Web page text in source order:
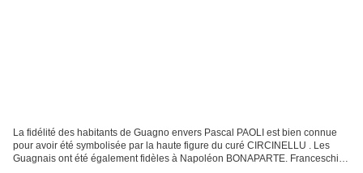
La fidélité des habitants de Guagno envers Pascal PAOLI est bien connue
pour avoir été symbolisée par la haute figure du curé CIRCINELLU . Les
Guagnais ont été également fidèles à Napoléon BONAPARTE. Franceschi